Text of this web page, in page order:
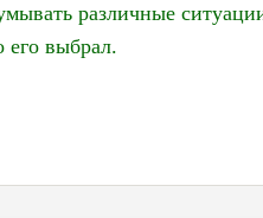
различные
его выбрал.